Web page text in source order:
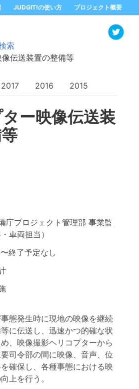
JUDGIT!の使い方 プロジェクト概要
索
伝送装置の整備等
2017 2016 2015
ー映像伝送装
庁プロジェクト管理部 事業監
車両担当）
〜終了予定なし
態発生時に現地の映像を継続
に伝送し、迅速かつ的確な状
、映像撮影ヘリコプターから
司令部の間に映像、音声、位
確保し、各種事態における映
上を行う。